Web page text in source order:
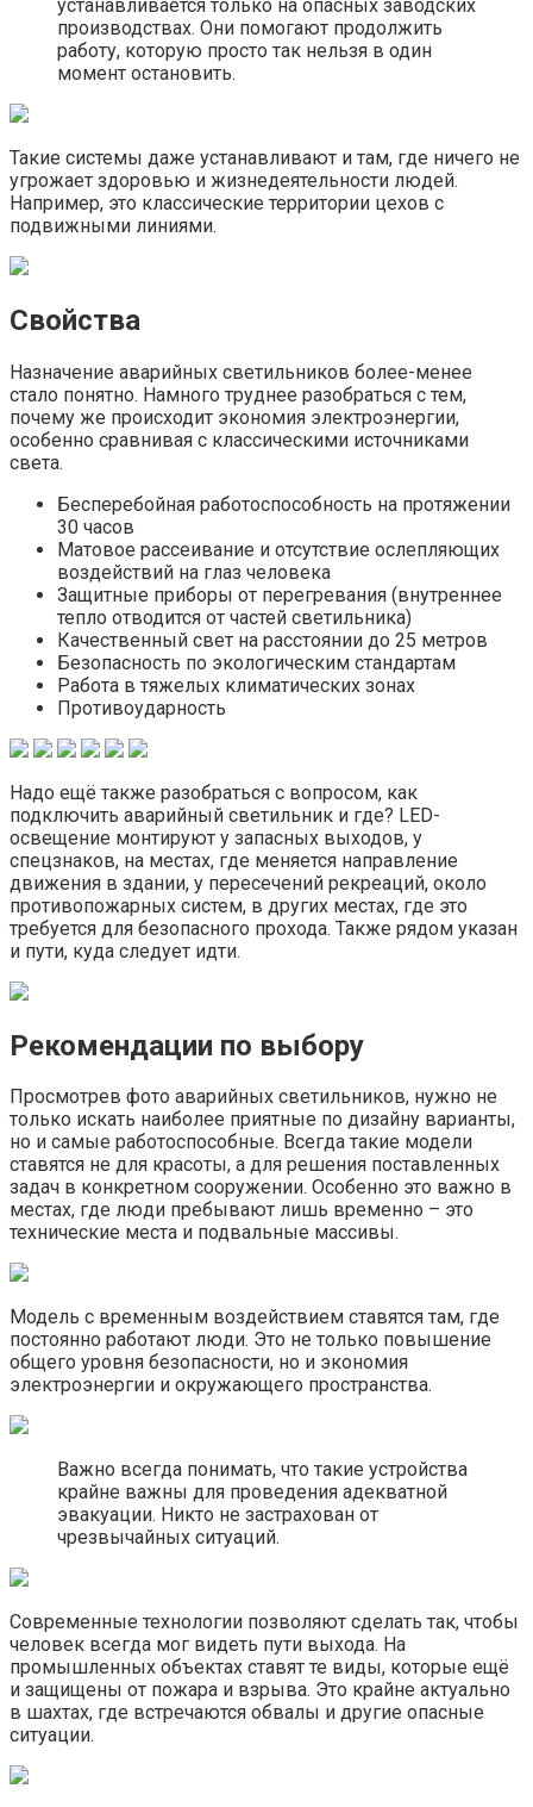
устанавливается только на опасных заводских
производствах. Они помогают продолжить
работу, которую просто так нельзя в один
момент остановить.
Такие системы даже устанавливают и там, где ничего не
угрожает здоровью и жизнедеятельности людей.
Например, это классические территории цехов с
подвижными линиями.
Свойства
Назначение аварийных светильников более-менее
стало понятно. Намного труднее разобраться с тем,
почему же происходит экономия электроэнергии,
особенно сравнивая с классическими источниками
света.
Бесперебойная работоспособность на протяжении
30 часов
Матовое рассеивание и отсутствие ослепляющих
воздействий на глаз человека
Защитные приборы от перегревания (внутреннее
тепло отводится от частей светильника)
Качественный свет на расстоянии до 25 метров
Безопасность по экологическим стандартам
Работа в тяжелых климатических зонах
Противоударность
Надо ещё также разобраться с вопросом, как
подключить аварийный светильник и где? LED-
освещение монтируют у запасных выходов, у
спецзнаков, на местах, где меняется направление
движения в здании, у пересечений рекреаций, около
противопожарных систем, в других местах, где это
требуется для безопасного прохода. Также рядом указан
и пути, куда следует идти.
Рекомендации по выбору
Просмотрев фото аварийных светильников, нужно не
только искать наиболее приятные по дизайну варианты,
но и самые работоспособные. Всегда такие модели
ставятся не для красоты, а для решения поставленных
задач в конкретном сооружении. Особенно это важно в
местах, где люди пребывают лишь временно – это
технические места и подвальные массивы.
Модель с временным воздействием ставятся там, где
постоянно работают люди. Это не только повышение
общего уровня безопасности, но и экономия
электроэнергии и окружающего пространства.
Важно всегда понимать, что такие устройства
крайне важны для проведения адекватной
эвакуации. Никто не застрахован от
чрезвычайных ситуаций.
Современные технологии позволяют сделать так, чтобы
человек всегда мог видеть пути выхода. На
промышленных объектах ставят те виды, которые ещё
и защищены от пожара и взрыва. Это крайне актуально
в шахтах, где встречаются обвалы и другие опасные
ситуации.